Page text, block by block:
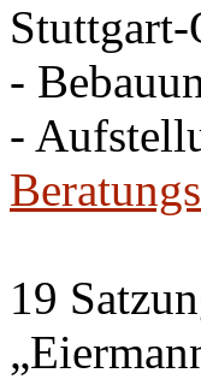
Stuttgart-
-
-
19